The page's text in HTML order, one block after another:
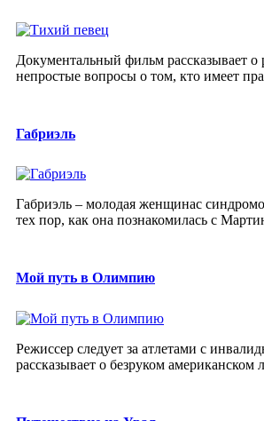
Документальный фильм рассказывает
непростые вопросы о том, кто имеет
Габриэль
Габриэль – молодая женщинас
тех пор, как она познакомилась с
Мой путь в Олимпию
Режиссер следует за атлетами с
рассказывает о безруком